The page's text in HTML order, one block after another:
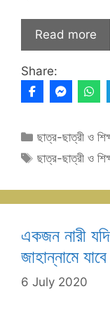
Read more
Share:
Categories
ছাত্র-ছাত্রী ও
Tags
ছাত্র-ছাত্রী ও
একজন নারী
জাহান্নামে
6 July 2020